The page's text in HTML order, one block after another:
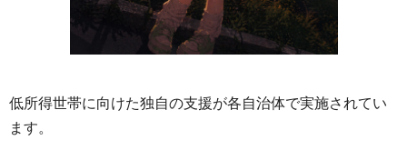
低所得世帯に向けた独自の支援が各自治体で実施されてい
ます。